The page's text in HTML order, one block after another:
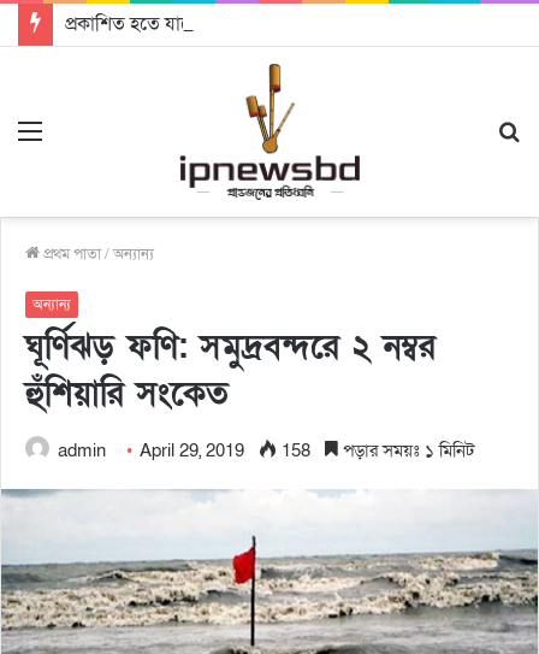
প্রকাশিত হতে যাচ্ছে দি রাবুগার নতুন গান ‘Baljanggi’
প্রথম পাতা/অন্যান্য
অন্যান্য
ঘূর্ণিঝড় ফণি: সমুদ্রবন্দরে ২ নম্বর
হুঁশিয়ারি সংকেত
admin April 29, 2019 158 পড়ার সময়ঃ ১ মিনিট